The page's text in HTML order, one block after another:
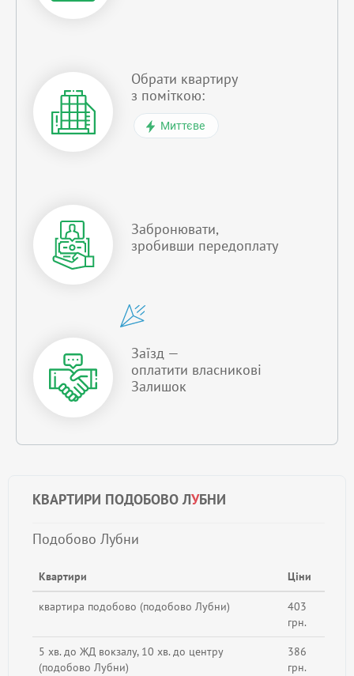
КВАРТИРИ ПОДОБОВО ЛУБНИ
Подобово Лубни
Квартири Ціни
квартира подобово (подобово Лубни)
403
грн.
5 хв. до ЖД вокзалу, 10 хв. до центру
(подобово Лубни)
386
грн.
Обрати квартиру
з поміткою:
Миттєве
Забронювати,
зробивши передоплату
Заїзд —
оплатити власникові
Залишок